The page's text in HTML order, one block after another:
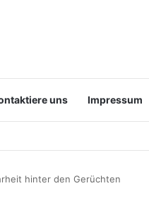
uns Impressum
hinter den Gerüchten